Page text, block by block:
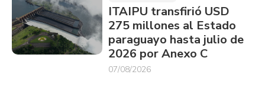
ITAIPU transfirió USD
275 millones al Estado
paraguayo hasta julio de
2026 por Anexo C
07/08/2026